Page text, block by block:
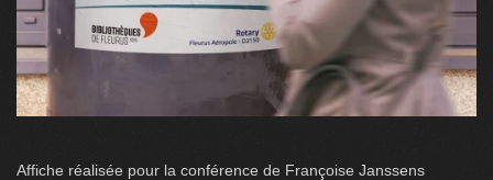
Affiche réalisée pour la conférence de Françoise Janssens